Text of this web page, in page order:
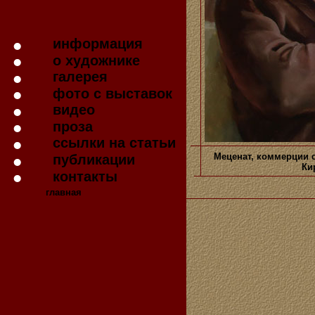
информация
о художнике
галерея
фото с выставок
видео
проза
ссылки на статьи
публикации
контакты
главная
Меценат, коммерции